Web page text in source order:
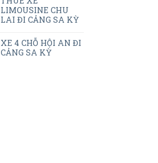
LIMOUSINE CHU
LAI ĐI CẢNG SA KỲ
XE 4 CHỖ HỘI AN ĐI
CẢNG SA KỲ